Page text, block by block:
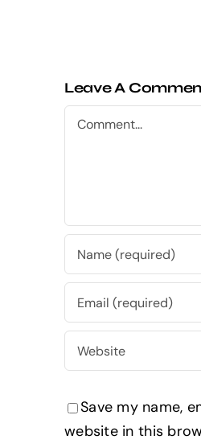
Leave A
Comment
Save my name,
website in this